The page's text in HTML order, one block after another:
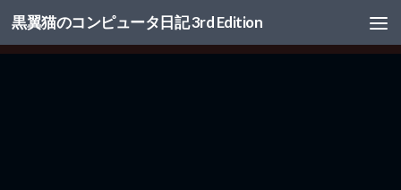
コンテンツへスキップ
黒翼猫のコンピュータ日記 3rd Edition